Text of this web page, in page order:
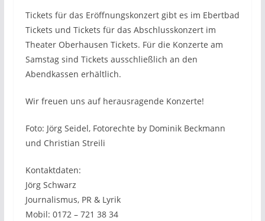
Tickets für das Eröffnungskonzert gibt es im Ebertbad
Tickets und Tickets für das Abschlusskonzert im
Theater Oberhausen Tickets. Für die Konzerte am
Samstag sind Tickets ausschließlich an den
Abendkassen erhältlich.
Wir freuen uns auf herausragende Konzerte!
Foto: Jörg Seidel, Fotorechte by Dominik Beckmann
und Christian Streili
Kontaktdaten:
Jörg Schwarz
Journalismus, PR & Lyrik
Mobil: 0172 – 721 38 34